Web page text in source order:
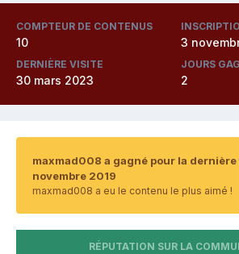
COMPTEUR DE CONTENUS
10 3
DERNIÈRE VISITE
30 mars 2023
JOURS
2
maxmad008 a gagné pour la dernière
novembre 2019
maxmad008 a eu le contenu le plus aimé !
RÉPUTATION SUR LA